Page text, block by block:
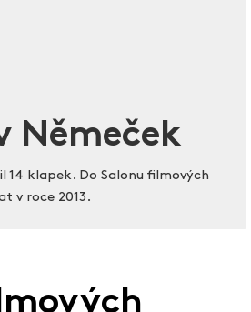
Němeček
14 klapek. Do Salonu filmových
v roce 2013.